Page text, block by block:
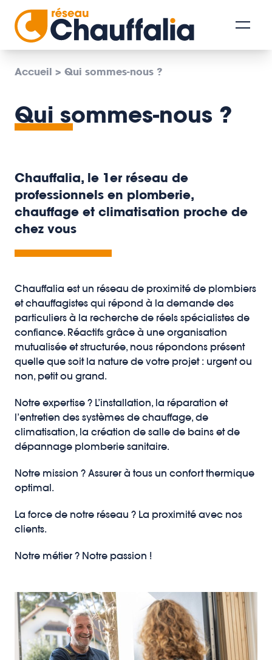
Accueil > Qui sommes-nous ?
Qui sommes-nous ?
Chauffalia, le 1er réseau de
professionnels en plomberie,
chauffage et climatisation proche de
chez vous
Chauffalia est un réseau de proximité de plombiers
et chauffagistes qui répond à la demande des
particuliers à la recherche de réels spécialistes de
confiance. Réactifs grâce à une organisation
mutualisée et structurée, nous répondons présent
quelle que soit la nature de votre projet : urgent ou
non, petit ou grand.
Notre expertise ? L’installation, la réparation et
l’entretien des systèmes de chauffage, de
climatisation, la création de salle de bains et de
dépannage plomberie sanitaire.
Notre mission ? Assurer à tous un confort thermique
optimal.
La force de notre réseau ? La proximité avec nos
clients.
Notre métier ? Notre passion !